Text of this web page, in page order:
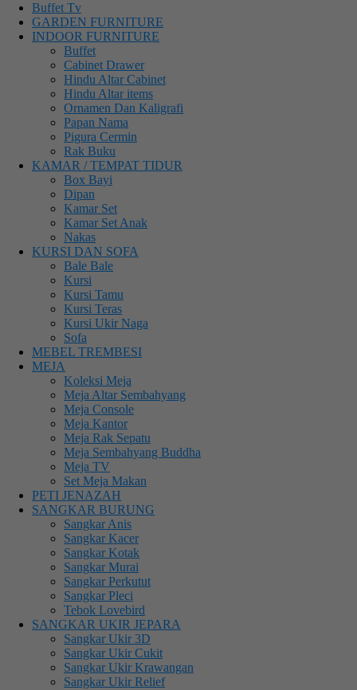
Buffet Tv
GARDEN FURNITURE
INDOOR FURNITURE
Buffet
Cabinet Drawer
Hindu Altar Cabinet
Hindu Altar items
Ornamen Dan Kaligrafi
Papan Nama
Pigura Cermin
Rak Buku
KAMAR / TEMPAT TIDUR
Box Bayi
Dipan
Kamar Set
Kamar Set Anak
Nakas
KURSI DAN SOFA
Bale Bale
Kursi
Kursi Tamu
Kursi Teras
Kursi Ukir Naga
Sofa
MEBEL TREMBESI
MEJA
Koleksi Meja
Meja Altar Sembahyang
Meja Console
Meja Kantor
Meja Rak Sepatu
Meja Sembahyang Buddha
Meja TV
Set Meja Makan
PETI JENAZAH
SANGKAR BURUNG
Sangkar Anis
Sangkar Kacer
Sangkar Kotak
Sangkar Murai
Sangkar Perkutut
Sangkar Pleci
Tebok Lovebird
SANGKAR UKIR JEPARA
Sangkar Ukir 3D
Sangkar Ukir Cukit
Sangkar Ukir Krawangan
Sangkar Ukir Relief